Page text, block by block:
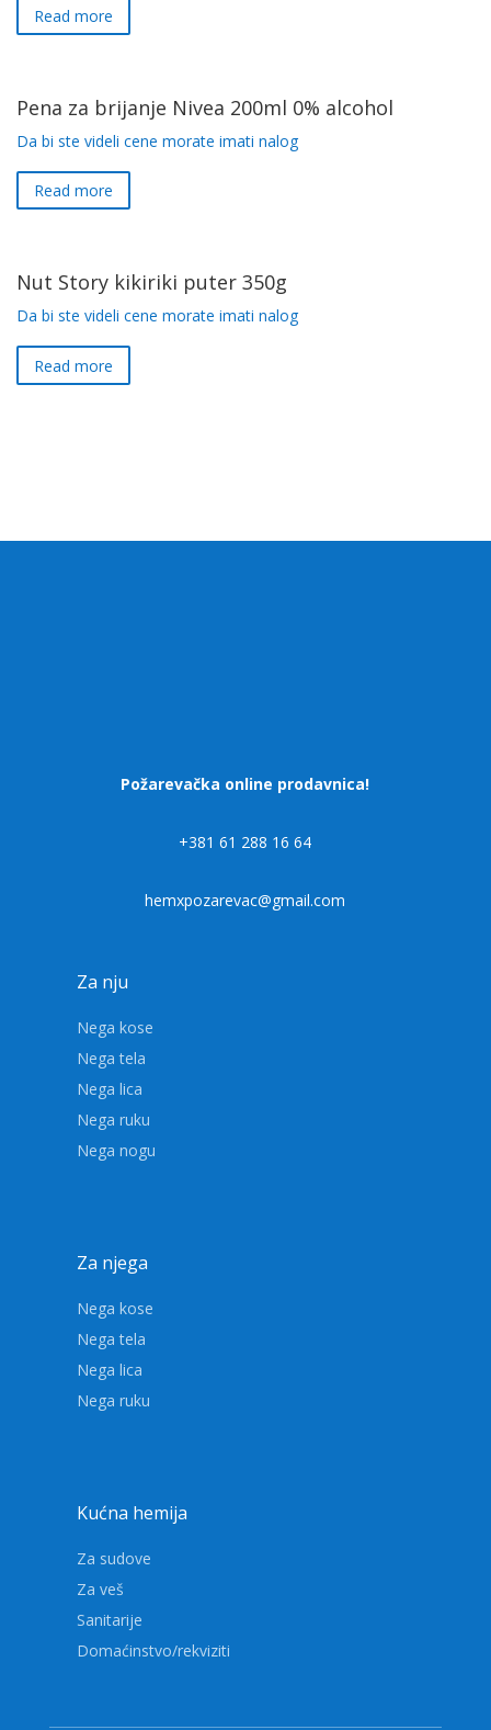
Read more
Pena za brijanje Nivea 200ml 0% alcohol
Da bi ste videli cene morate imati nalog
Read more
Nut Story kikiriki puter 350g
Da bi ste videli cene morate imati nalog
Read more
Požarevačka online prodavnica!
+381 61 288 16 64
hemxpozarevac@gmail.com
Za nju
Nega kose
Nega tela
Nega lica
Nega ruku
Nega nogu
Za njega
Nega kose
Nega tela
Nega lica
Nega ruku
Kućna hemija
Za sudove
Za veš
Sanitarije
Domaćinstvo/rekviziti